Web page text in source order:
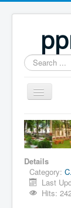
Search
...
Home
Resurse
Publicatii
Parteneri
Details
Category:
Last
Hits: